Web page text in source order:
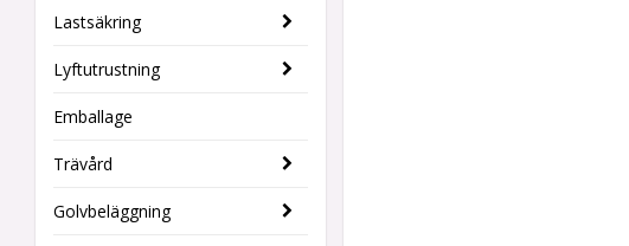
Lastsäkring
Lyftutrustning
Emballage
Trävård
Golvbeläggning